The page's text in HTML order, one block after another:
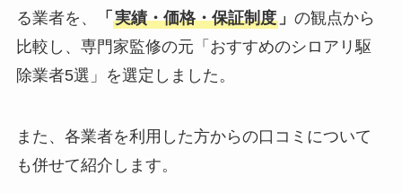
る業者を、
「 実績・価格・保証制度」 の観点から
比較し、専門家監修の元「おすすめのシロアリ駆
除業者5選」を選定しました。
また、各業者を利用した方からの口コミについて
も併せて紹介します。